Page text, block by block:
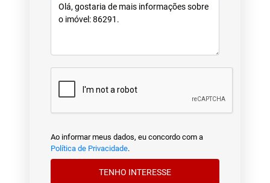
Ao informar meus dados, eu concordo com a
Política de Privacidade.
TENHO INTERESSE